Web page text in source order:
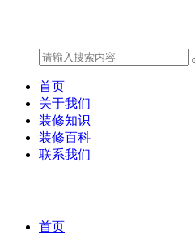
首页
关于我们
装修知识
装修百科
联系我们
首页